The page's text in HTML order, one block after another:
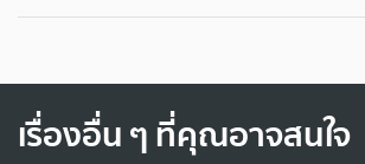
เรื่องอื่น ๆ ที่คุณอาจสนใจ